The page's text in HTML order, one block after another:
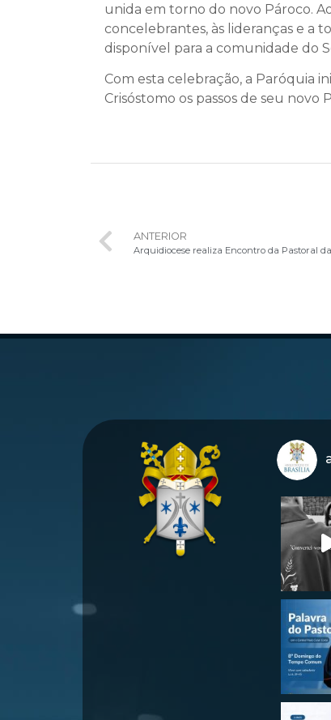
unida em torno do novo Pároco.
concelebrantes, às lideranças e a
disponível para a comunidade do
Com esta celebração, a Paróquia
Crisóstomo os passos de seu
ANTERIOR
Arquidiocese realiza Encontro da Pastoral